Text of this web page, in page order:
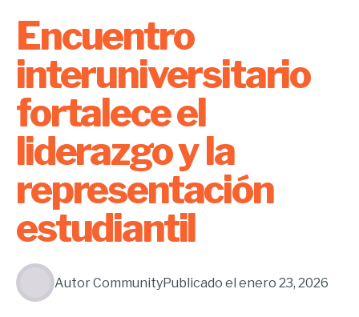
Encuentro
interuniversitario
fortalece el
liderazgo y la
representación
estudiantil
AutorCommunityPublicado el enero 23, 2026